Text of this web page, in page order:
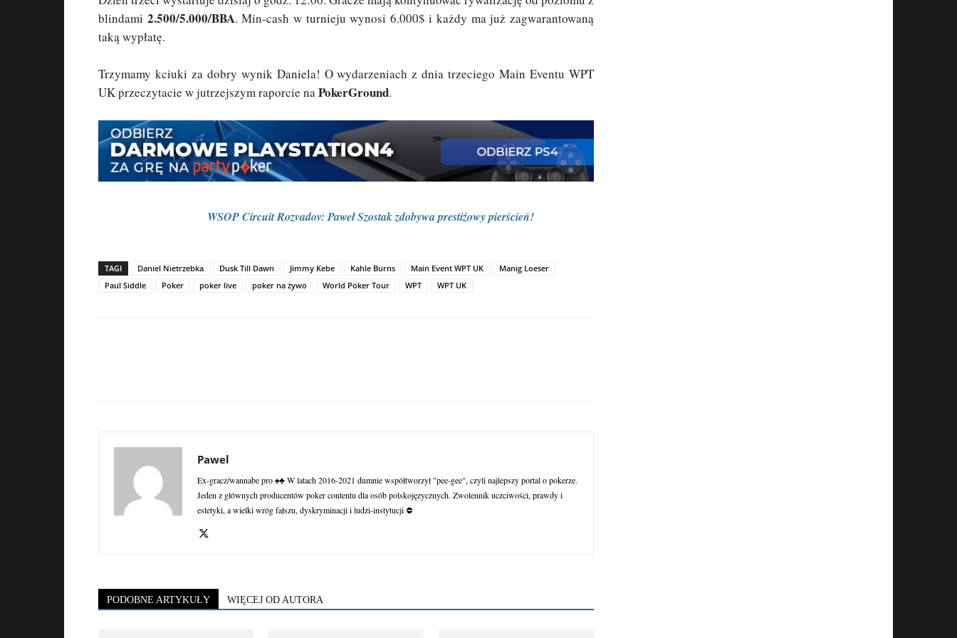
blindami 2.500/5.000/BBA. Min-cash w turnieju wynosi 6.000$ i każdy ma już zagwarantowaną
taką wypłatę.
Trzymamy kciuki za dobry wynik Daniela! O wydarzeniach z dnia trzeciego Main Eventu WPT
UK przeczytacie w jutrzejszym raporcie naPokerGround.
WSOP Circuit Rozvadov: Paweł Szostak zdobywa prestiżowy pierścień!
TAGI Daniel Nietrzebka Dusk Till Dawn Jimmy Kebe Kahle Burns Main Event WPT UK
Manig Loeser
Paul Siddle
Poker poker live poker na żywo World Poker Tour WPT WPT UK
Pawel
Ex-gracz/wannabe pro ♠♣ W latach 2016-2021 dumnie współtworzył "pee-gee", czyli najlepszy portal o pokerze.
Jeden z głównych producentów poker contentu dla osób polskojęzycznych. Zwolennik uczciwości, prawdy i
estetyki, a wielki wróg fałszu, dyskryminacji i ludzi-instytucji ⛔
PODOBNE ARTYKUŁY WIĘCEJ OD AUTORA